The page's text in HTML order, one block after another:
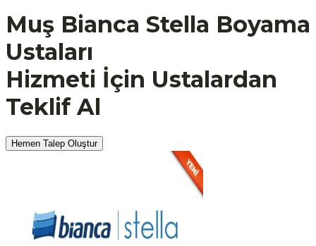
Muş Bianca Stella Boyama
Ustaları
Hizmeti İçin Ustalardan
Teklif Al
Hemen Talep Oluştur